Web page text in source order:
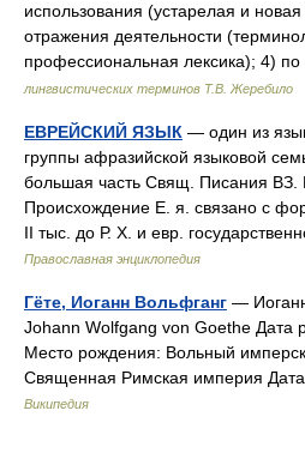
использования (устарелая и
отражения деятельности
профессиональная лексика); 4)
лингвистических терминов Т.В. Жеребило
ЕВРЕЙСКИЙ ЯЗЫК — один из
группы афразийской языковой
большая часть Свящ. Писания ВЗ.
Происхождение Е. я. связано с
II тыс. до Р. Х. и евр.
Православная энциклопедия
Гёте, Иоганн Вольфганг —
Johann Wolfgang von Goethe Дата
Место рождения: Вольный
Священная Римская империя
Википедия